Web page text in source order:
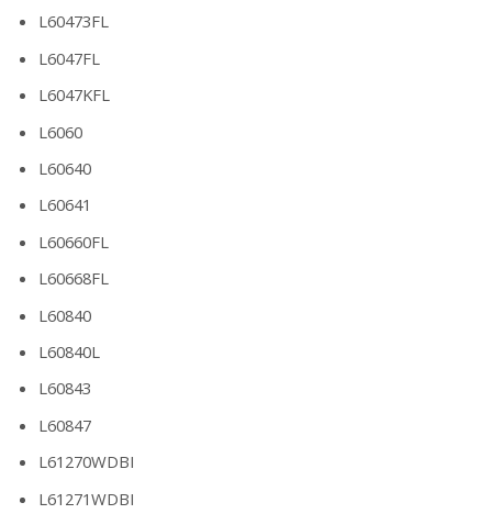
L60473FL
L6047FL
L6047KFL
L6060
L60640
L60641
L60660FL
L60668FL
L60840
L60840L
L60843
L60847
L61270WDBI
L61271WDBI